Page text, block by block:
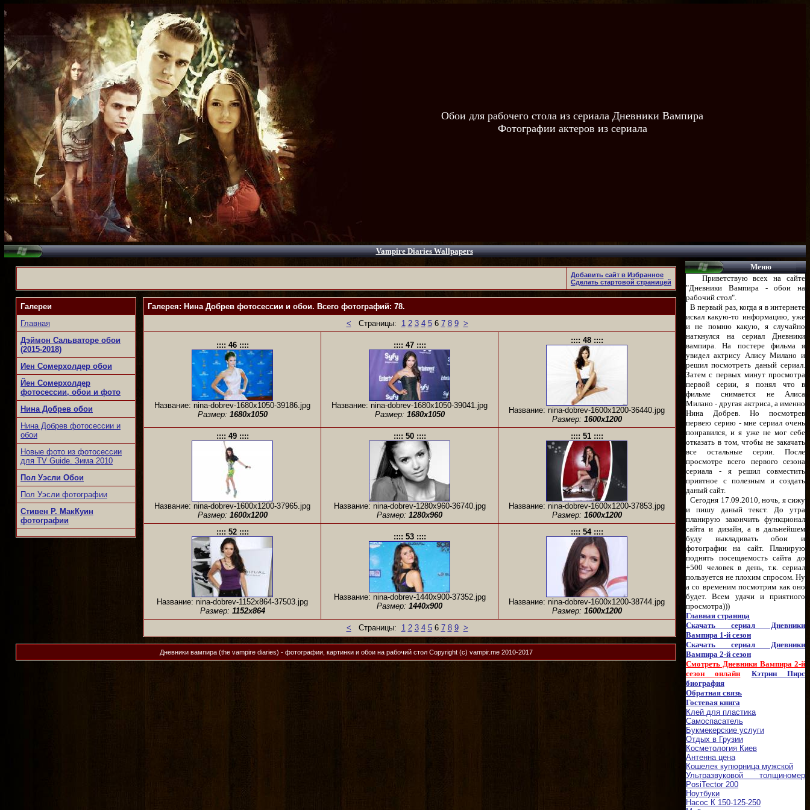
Обои для рабочего стола из сериала Дневники Вампира
Фотографии актеров из сериала
Vampire Diaries Wallpapers
Добавить сайт в Избранное
Сделать стартовой страницей
Галереи
Главная
Дэймон Сальваторе обои
(2015-2018)
Иен Сомерхолдер обои
Йен Сомерхолдер
фотосессии, обои и фото
Нина Добрев обои
Нина Добрев фотосессии и
обои
Новые фото из фотосессии
для TV Guide. Зима 2010
Пол Уэсли Обои
Пол Уэсли фотографии
Стивен Р. МакКуин
фотографии
Галерея: Нина Добрев фотосессии и обои. Всего фотографий: 78.
< Страницы: 1 2 3 4 56 7 8 9 >
:::: 46 ::::
Название: nina-dobrev-1680x1050-39186.jpg
Размер: 1680x1050
:::: 47 ::::
Название: nina-dobrev-1680x1050-39041.jpg
Размер: 1680x1050
:::: 48 ::::
Название: nina-dobrev-1600x1200-36440.jpg
Размер: 1600x1200
:::: 49 ::::
Название: nina-dobrev-1600x1200-37965.jpg
Размер: 1600x1200
:::: 50 ::::
Название: nina-dobrev-1280x960-36740.jpg
Размер: 1280x960
:::: 51 ::::
Название: nina-dobrev-1600x1200-37853.jpg
Размер: 1600x1200
:::: 52 ::::
Название: nina-dobrev-1152x864-37503.jpg
Размер: 1152x864
:::: 53 ::::
Название: nina-dobrev-1440x900-37352.jpg
Размер: 1440x900
:::: 54 ::::
Название: nina-dobrev-1600x1200-38744.jpg
Размер: 1600x1200
< Страницы: 1 2 3 4 56 7 8 9 >
Дневники вампира (the vampire diaries) - фотографии, картинки и обои на рабочий столCopyright (c) vampir.me 2010-2017
Меню
Приветствую всех на сайте
"Дневники Вампира - обои на
рабочий стол".
В первый раз, когда я в интернете
искал какую-то информацию, уже
и не помню какую, я случайно
наткнулся на сериал Дневники
вампира. На постере фильма я
увидел актрису Алису Милано и
решил посмотреть даный сериал.
Затем с первых минут просмотра
первой серии, я понял что в
фильме снимается не Алиса
Милано - другая актриса, а именно
Нина Добрев. Но посмотрев
первею серию - мне сериал очень
понравился, и я уже не мог себе
отказать в том, чтобы не закачать
все остальные серии. После
просмотре всего первого сезона
сериала - я решил совместить
приятное с полезным и создать
даный сайт.
Сегодня 17.09.2010, ночь, я сижу
и пишу даный текст. До утра
планирую закончить функционал
сайта и дизайн, а в дальнейшем
буду выкладивать обои и
фотографии на сайт. Планирую
поднять посещаемость сайта до
+500 человек в день, т.к. сериал
пользуется не плохим спросом. Ну
а со временим посмотрим как оно
будет. Всем удачи и приятного
просмотра)))
Главная страница
Скачать сериал Дневники
Вампира 1-й сезон
Скачать сериал Дневники
Вампира 2-й сезон
Смотреть Дневники Вампира 2-й
сезон онлайн
Кэтрин Пирс
биография
Обратная связь
Гостевая книга
Клей для пластика
Самоспасатель
Букмекерские услуги
Отдых в Грузии
Косметология Киев
Антенна цена
Кошелек купюрница мужской
Ультразвуковой толщиномер
PosiTector 200
Ноутбуки
Насос К 150-125-250